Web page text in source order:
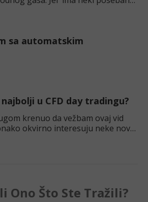
sa automatskim
u CFD day tradingu?
krenuo da vežbam ovaj vid
okvirno interesuju neke nove
Ono Što Ste Tražili?